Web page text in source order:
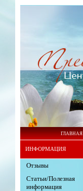
ГЛАВНАЯ
ИНФОРМАЦИЯ
Отзывы
Статьи/Полезная
информация